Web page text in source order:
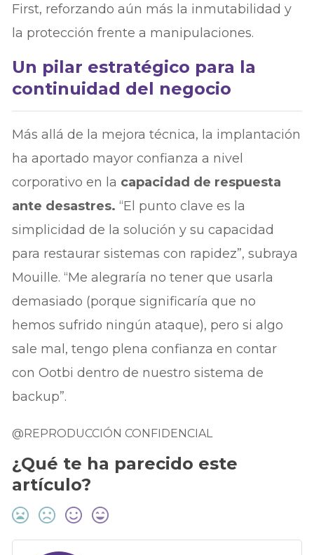
First, reforzando aún más la inmutabilidad y
la protección frente a manipulaciones.
Un pilar estratégico para la
continuidad del negocio
Más allá de la mejora técnica, la implantación
ha aportado mayor confianza a nivel
corporativo en la capacidad de respuesta
ante desastres.“El punto clave es la
simplicidad de la solución y su capacidad
para restaurar sistemas con rapidez”, subraya
Mouille. “Me alegraría no tener que usarla
demasiado (porque significaría que no
hemos sufrido ningún ataque), pero si algo
sale mal, tengo plena confianza en contar
con Ootbi dentro de nuestro sistema de
backup”.
@REPRODUCCIÓN CONFIDENCIAL
¿Qué te ha parecido este
artículo?